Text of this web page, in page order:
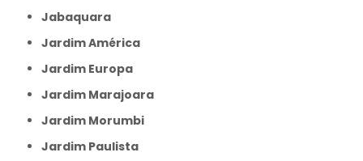
Jabaquara
Jardim América
Jardim Europa
Jardim Marajoara
Jardim Morumbi
Jardim Paulista